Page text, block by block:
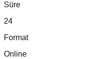
Süre
24
Format
Online